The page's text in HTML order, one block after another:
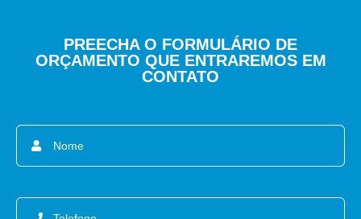
PREECHA O FORMULÁRIO DE
ORÇAMENTO QUE ENTRAREMOS EM
CONTATO